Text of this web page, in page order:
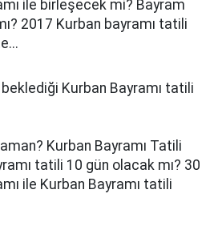
ile birleşecek mi? Bayram
2017 Kurban bayramı tatili
Kurban Bayramı tatili
Kurban Bayramı Tatili
tatili 10 gün olacak mı? 30
ile Kurban Bayramı tatili